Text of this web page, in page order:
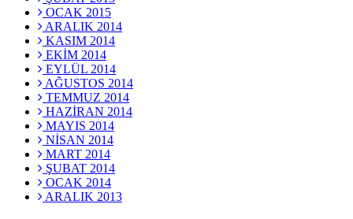
OCAK 2015
ARALIK 2014
KASIM 2014
EKİM 2014
EYLÜL 2014
AĞUSTOS 2014
TEMMUZ 2014
HAZİRAN 2014
MAYIS 2014
NİSAN 2014
MART 2014
ŞUBAT 2014
OCAK 2014
ARALIK 2013